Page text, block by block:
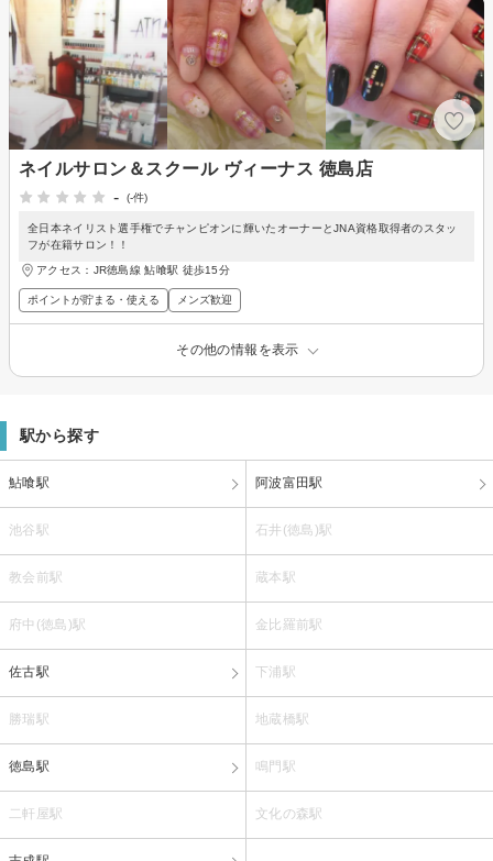
ネイルサロン＆スクール ヴィーナス 徳島店
-
(-件)
全日本ネイリスト選手権でチャンピオンに輝いたオーナーとJNA資格取得者のスタッ
フが在籍サロン！！
アクセス：JR徳島線 鮎喰駅 徒歩15分
ポイントが貯まる・使える メンズ歓迎
その他の情報を表示
駅から探す
鮎喰駅 阿波富田駅
池谷駅 石井(徳島)駅
教会前駅 蔵本駅
府中(徳島)駅 金比羅前駅
佐古駅 下浦駅
勝瑞駅 地蔵橋駅
徳島駅 鳴門駅
二軒屋駅 文化の森駅